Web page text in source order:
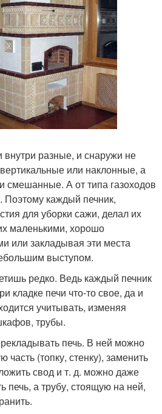
внутри разные, и снаружи не
или наклонные, а
смешанные. А от типа газоходов
Поэтому каждый печник,
для уборки сажи, делал их
маленькими, хорошо
или закладывая эти места
выступом.
редко. Ведь каждый печник
кладке печи что-то свое, да и
учитывать, изменяя
трубы.
печь. В ней можно
(топку, стенку), заменить
свод и т. д. можно даже
печь, а трубу, стоящую на ней,